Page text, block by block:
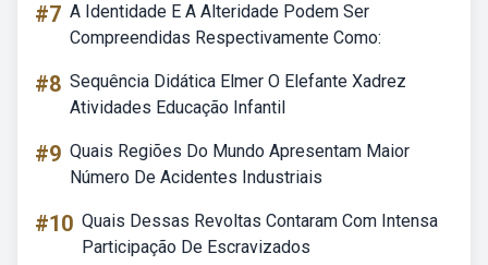
#7 A Identidade E A Alteridade Podem Ser
Compreendidas Respectivamente Como:
#8 Sequência Didática Elmer O Elefante Xadrez
Atividades Educação Infantil
#9 Quais Regiões Do Mundo Apresentam Maior
Número De Acidentes Industriais
#10 Quais Dessas Revoltas Contaram Com Intensa
Participação De Escravizados